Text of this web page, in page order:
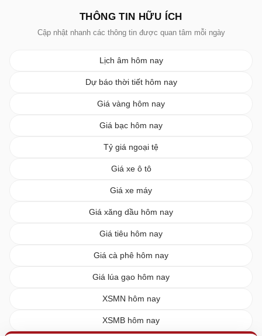
THÔNG TIN HỮU ÍCH
Cập nhật nhanh các thông tin được quan tâm mỗi ngày
Lịch âm hôm nay
Dự báo thời tiết hôm nay
Giá vàng hôm nay
Giá bạc hôm nay
Tỷ giá ngoại tệ
Giá xe ô tô
Giá xe máy
Giá xăng dầu hôm nay
Giá tiêu hôm nay
Giá cà phê hôm nay
Giá lúa gạo hôm nay
XSMN hôm nay
XSMB hôm nay